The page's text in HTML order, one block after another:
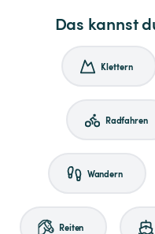
Das kannst
Klettern
Radfahren
Wandern
Reiten